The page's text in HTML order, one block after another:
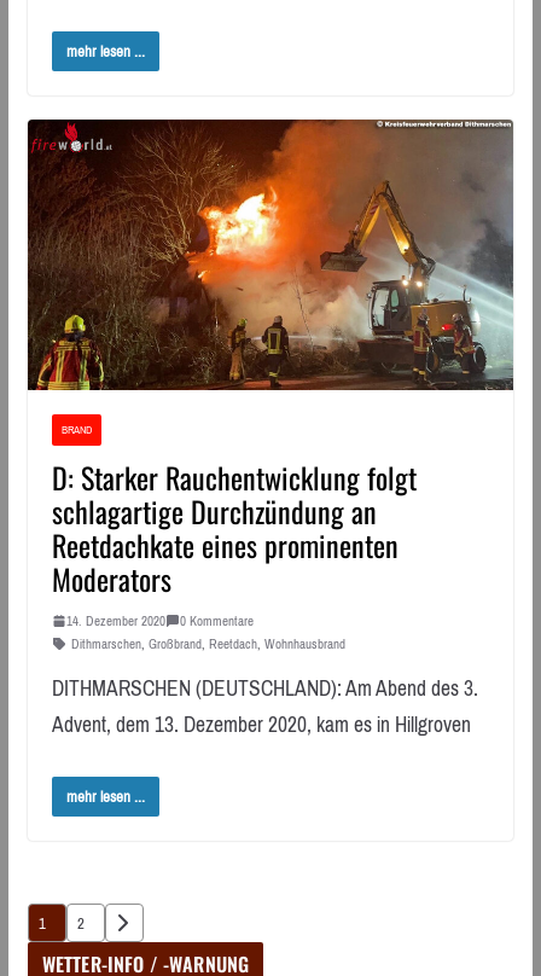
mehr lesen ...
BRAND
D: Starker Rauchentwicklung folgt
schlagartige Durchzündung an
Reetdachkate eines prominenten
Moderators
14. Dezember 2020
0 Kommentare
Dithmarschen, Großbrand, Reetdach, Wohnhausbrand
DITHMARSCHEN (DEUTSCHLAND): Am Abend des 3.
Advent, dem 13. Dezember 2020, kam es in Hillgroven
mehr lesen ...
Seitennummerierung
1 2
WETTER-INFO / -WARNUNG